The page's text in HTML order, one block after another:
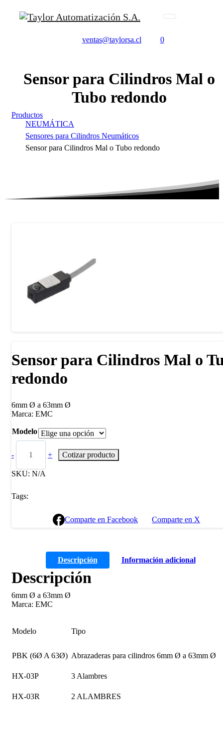
ventas@taylorsa.cl 0
Sensorpara Cilindros Mal o
Tubo redondo
Productos
NEUMÁTICA
Sensores para Cilindros Neumáticos
Sensor para Cilindros Mal o Tubo redondo
Sensor para Cilindros Mal o
redondo
6mm Ø a 63mm Ø
Marca: EMC
Modelo
- + Cotizar producto
SKU: N/A
Tags:
Comparte en Facebook Comparte en X
Descripción Información adicional
Descripción
6mm Ø a 63mm Ø
Marca: EMC
Modelo Tipo
PBK (6Ø A 63Ø) Abrazaderas para cilindros 6mm Ø a 63mm Ø
HX-03P 3 Alambres
HX-03R 2 ALAMBRES